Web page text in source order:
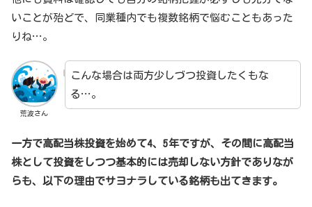
いことが殆どで、同業種内でも複数銘柄で悩むこともあった
りね…。
荒波さん
こんな場合は両方少しづつ投資したくもな
る…。
一方で高配当株投資を始めて4、5年ですが、その間に高配当
株として投資をしつつ基本的には売却しない方針でありなが
らも、以下の理由でサヨナラしている銘柄も出てきます。